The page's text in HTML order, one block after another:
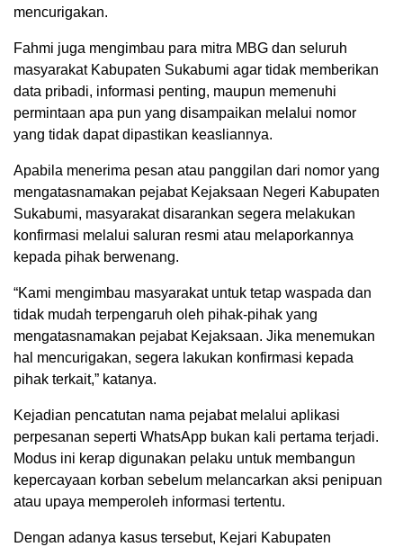
mencurigakan.
Fahmi juga mengimbau para mitra MBG dan seluruh
masyarakat Kabupaten Sukabumi agar tidak memberikan
data pribadi, informasi penting, maupun memenuhi
permintaan apa pun yang disampaikan melalui nomor
yang tidak dapat dipastikan keasliannya.
Apabila menerima pesan atau panggilan dari nomor yang
mengatasnamakan pejabat Kejaksaan Negeri Kabupaten
Sukabumi, masyarakat disarankan segera melakukan
konfirmasi melalui saluran resmi atau melaporkannya
kepada pihak berwenang.
“Kami mengimbau masyarakat untuk tetap waspada dan
tidak mudah terpengaruh oleh pihak-pihak yang
mengatasnamakan pejabat Kejaksaan. Jika menemukan
hal mencurigakan, segera lakukan konfirmasi kepada
pihak terkait,” katanya.
Kejadian pencatutan nama pejabat melalui aplikasi
perpesanan seperti WhatsApp bukan kali pertama terjadi.
Modus ini kerap digunakan pelaku untuk membangun
kepercayaan korban sebelum melancarkan aksi penipuan
atau upaya memperoleh informasi tertentu.
Dengan adanya kasus tersebut, Kejari Kabupaten